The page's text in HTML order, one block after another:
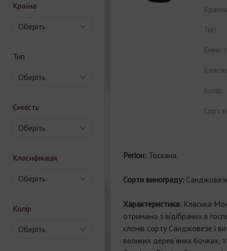
Країна
Оберіть
Тип
Оберіть
Ємність
Оберіть
Класифікація
Оберіть
Колір
Оберіть
Тип:
Колір:
Сорт
Регіон:Тоскана.
Сорти винограду:
Характеристика: Класика
отримано з відібраних в
клонів сорту Санджовезе і
великих дерев'яних бочках,